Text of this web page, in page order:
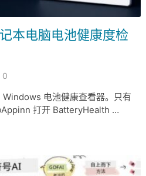
本电脑电池健康度检
0
电池健康查看器。只有
打开 BatteryHealth …